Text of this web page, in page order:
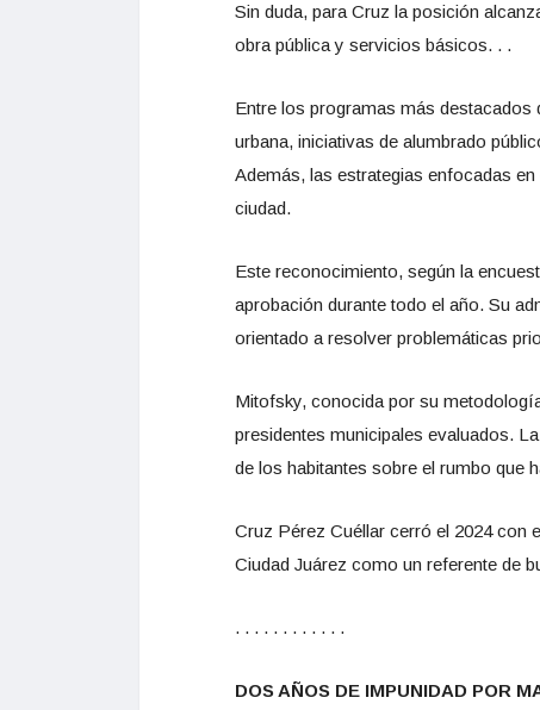
Sin duda, para Cruz la posición
obra pública y servicios básicos. . .
Entre los programas más
urbana, iniciativas de alumbrado
Además, las estrategias enfocadas
ciudad.
Este reconocimiento, según la
aprobación durante todo el año. Su
orientado a resolver problemáticas
Mitofsky, conocida por su
presidentes municipales evaluados.
de los habitantes sobre el rumbo que
Cruz Pérez Cuéllar cerró el 2024 con
Ciudad Juárez como un referente de
. . . . . . . . . . . .
DOS AÑOS DE IMPUNIDAD POR